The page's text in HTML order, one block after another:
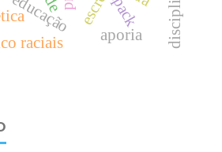
tpack
raciais aporia